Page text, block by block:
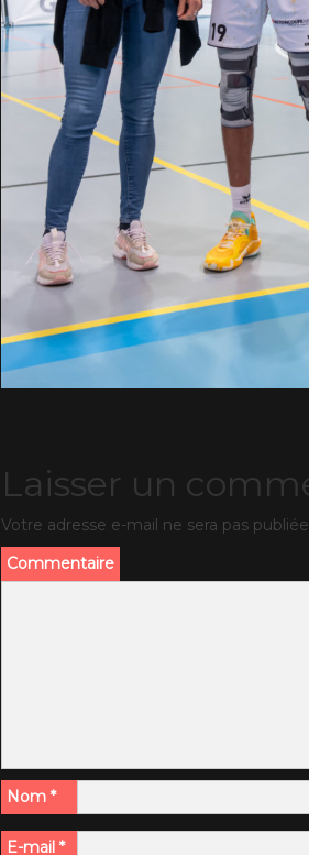
Laisser un
Votre adresse e-mail ne sera pas
Commentaire
Nom *
E-mail *